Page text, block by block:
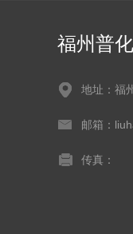
福州普
地址：福
邮箱：
传真：